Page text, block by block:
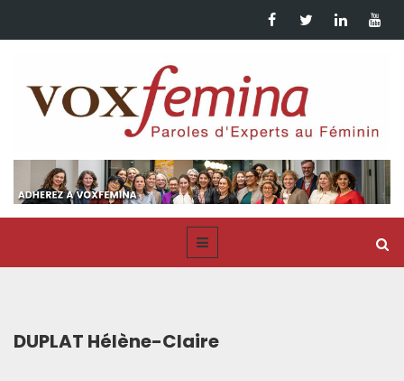
DUPLAT Hélène-Claire